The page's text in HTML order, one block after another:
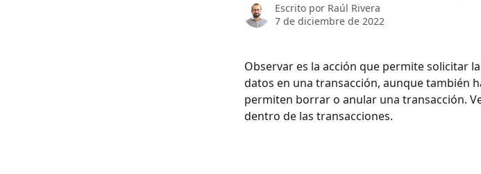
Escrito por Raúl Rivera
7 de diciembre de 2022
Observar es la acción que permite solicitar
datos en una transacción, aunque también
permiten borrar o anular una transacción.
dentro de las transacciones.